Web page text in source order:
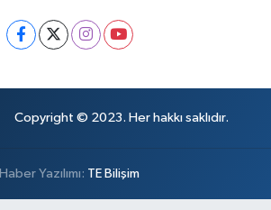
Copyright © 2023. Her hakkı saklıdır.
Haber Yazılımı: TE Bilişim